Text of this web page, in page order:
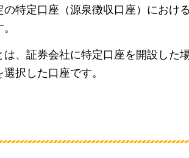
の特定口座（源泉徴収口座）におけ
は、証券会社に特定口座を開設した
択した口座です。